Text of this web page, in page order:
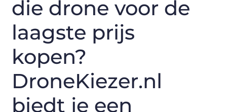
die drone voor de
laagste prijs
kopen?
DroneKiezer.nl
biedt je een